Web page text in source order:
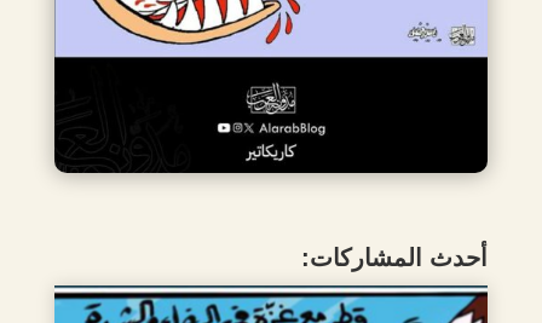
أحدث المشاركات: